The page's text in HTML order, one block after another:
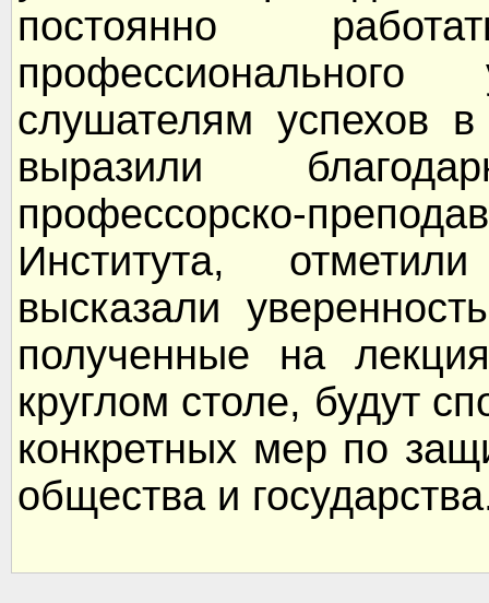
постоянно
слушателям успехов
выразили
профессорско-
Института,
высказали
полученные на
круглом столе, будут
конкретных мер по
общества и